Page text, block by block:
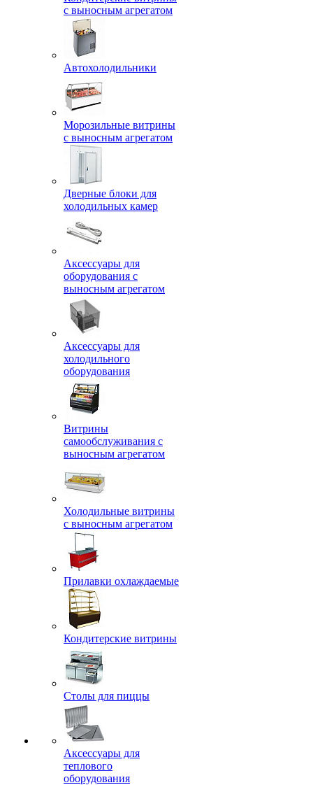
с выносным агрегатом
Автохолодильники
Морозильные витрины
с выносным агрегатом
Дверные блоки для
холодильных камер
Аксессуары для
оборудования с
выносным агрегатом
Аксессуары для
холодильного
оборудования
Витрины
самообслуживания с
выносным агрегатом
Холодильные витрины
с выносным агрегатом
Прилавки охлаждаемые
Кондитерские витрины
Столы для пиццы
Аксессуары для
теплового
оборудования